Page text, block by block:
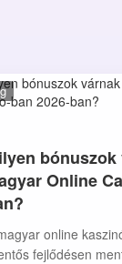
bónuszok
Online
online
fejlődésen